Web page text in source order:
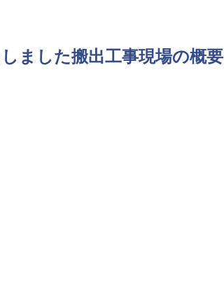
ました搬出工事現場の概要